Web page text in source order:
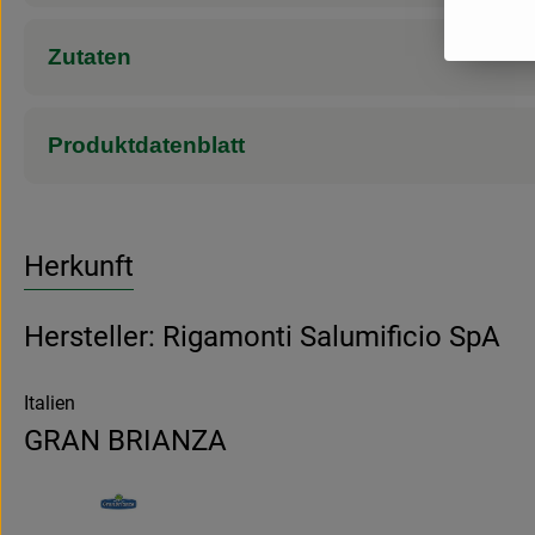
Zutaten
Produktdatenblatt
Herkunft
Hersteller: Rigamonti Salumificio SpA
Italien
GRAN BRIANZA